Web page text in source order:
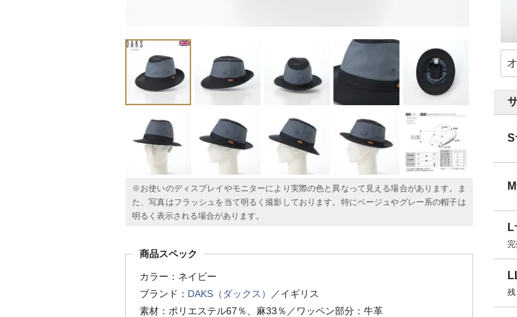
※お使いのディスプレイやモニターにより実際の色と異なって見える場合があります。ま
た、写真はフラッシュを当て明るく撮影しております。特にベージュやグレー系の帽子は
明るく表示される場合があります。
商品スペック
カラー：ネイビー
ブランド： DAKS（ダックス）
／イギリス
素材：ポリエステル67％、麻33％／ワッペン部分：牛革
S
完
残